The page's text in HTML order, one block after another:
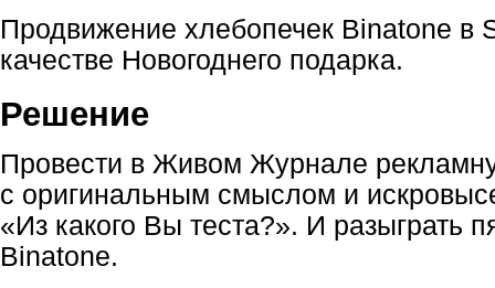
Продвижение хлебопечек Binatone в
качестве Новогоднего подарка.
Решение
Провести в Живом Журнале
с оригинальным смыслом и
«Из какого Вы теста?». И разыграть
Binatone.